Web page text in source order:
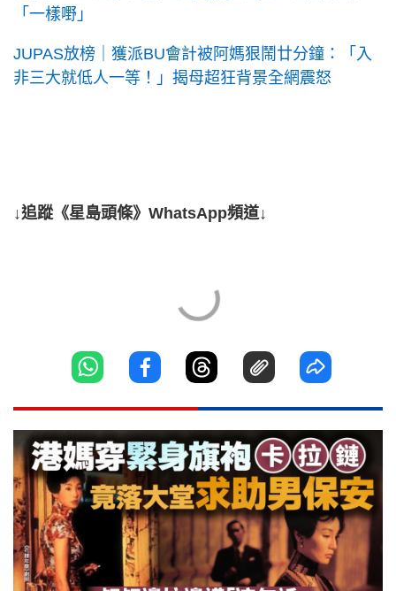
「一樣嘢」
JUPAS放榜｜獲派BU會計被阿媽狠鬧廿分鐘：「入
非三大就低人一等！」揭母超狂背景全網震怒
↓追蹤《星島頭條》WhatsApp頻道↓